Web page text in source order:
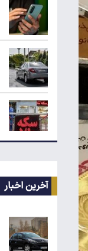
آخرین اخبار